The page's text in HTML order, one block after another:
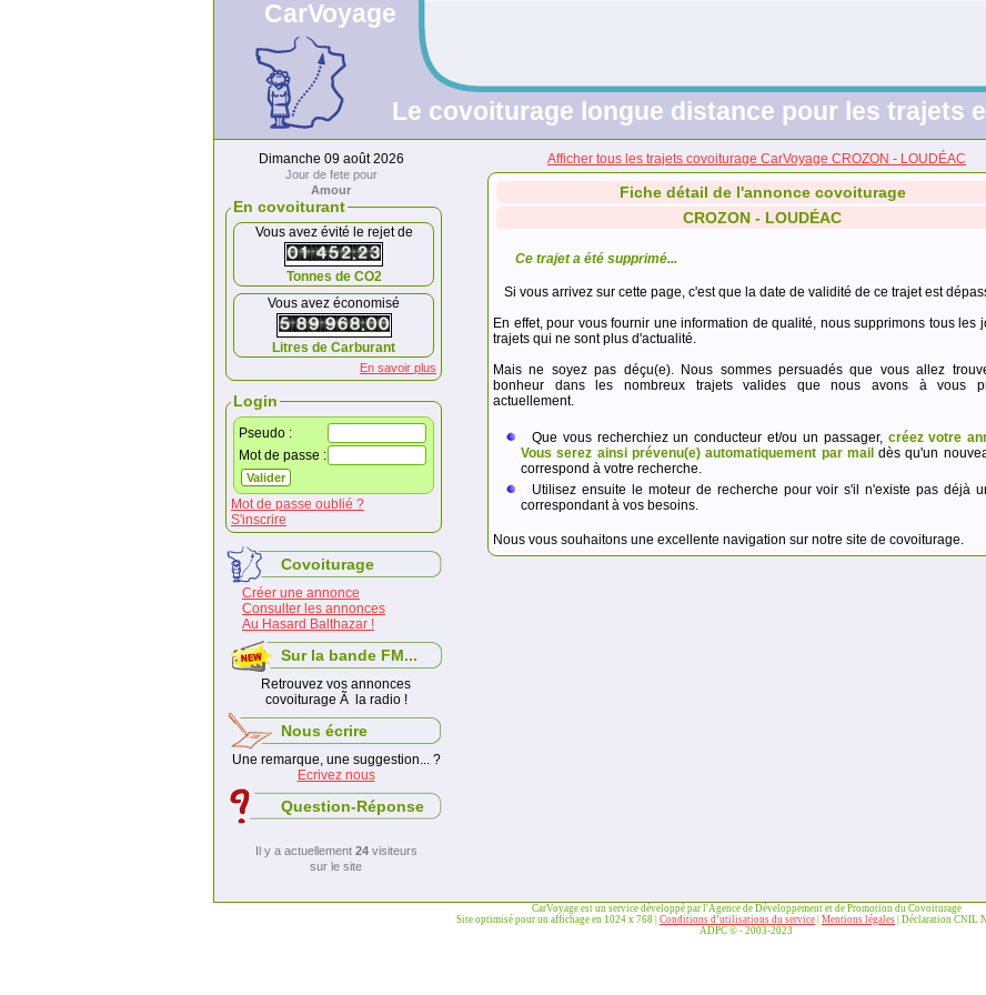
CarVoyage
Le covoiturage longue distance pour les trajets
Dimanche 09 août 2026
Jour de fete pour
Amour
En covoiturant
Vous avez évité le rejet de
Tonnes de CO2
Vous avez économisé
Litres de Carburant
En savoir plus
Login
Pseudo :
Mot de passe :
Mot de passe oublié ?
S'inscrire
Covoiturage
Créer une annonce
Consulter les annonces
Au Hasard Balthazar !
Sur la bande FM...
Retrouvez vos annonces
covoiturage Ã la radio !
Nous écrire
Une remarque, une suggestion... ?
Ecrivez nous
Question-Réponse
Il y a actuellement 24visiteurs
sur le site
Afficher tous les trajets covoiturage CarVoyage CROZON - LOUDÉAC
Fiche détail de l'annonce covoiturage
CROZON - LOUDÉAC
Ce trajet a été supprimé...
Si vous arrivez sur cette page, c'est que la date de validité de ce trajet est
En effet, pour vous fournir une information de qualité, nous supprimons tous les
trajets qui ne sont plus d'actualité.
Mais ne soyez pas déçu(e). Nous sommes persuadés que vous allez
bonheur dans les nombreux trajets valides que nous avons à vous
actuellement.
Que vous recherchiez un conducteur et/ou un passager, créez votre
Vous serez ainsi prévenu(e) automatiquement par mail dès qu'un
correspond à votre recherche.
Utilisez ensuite le moteur de recherche pour voir s'il n'existe pas déjà
correspondant à vos besoins.
Nous vous souhaitons une excellente navigation sur notre site de covoiturage.
CarVoyage est un service développé par l'Agence de Développement et de Promotion du Covoiturage
Site optimisé pour un affichage en 1024 x 768 | Conditions d’utilisations du service Mentions légales | Déclaration CNIL
ADPC © - 2003-2023